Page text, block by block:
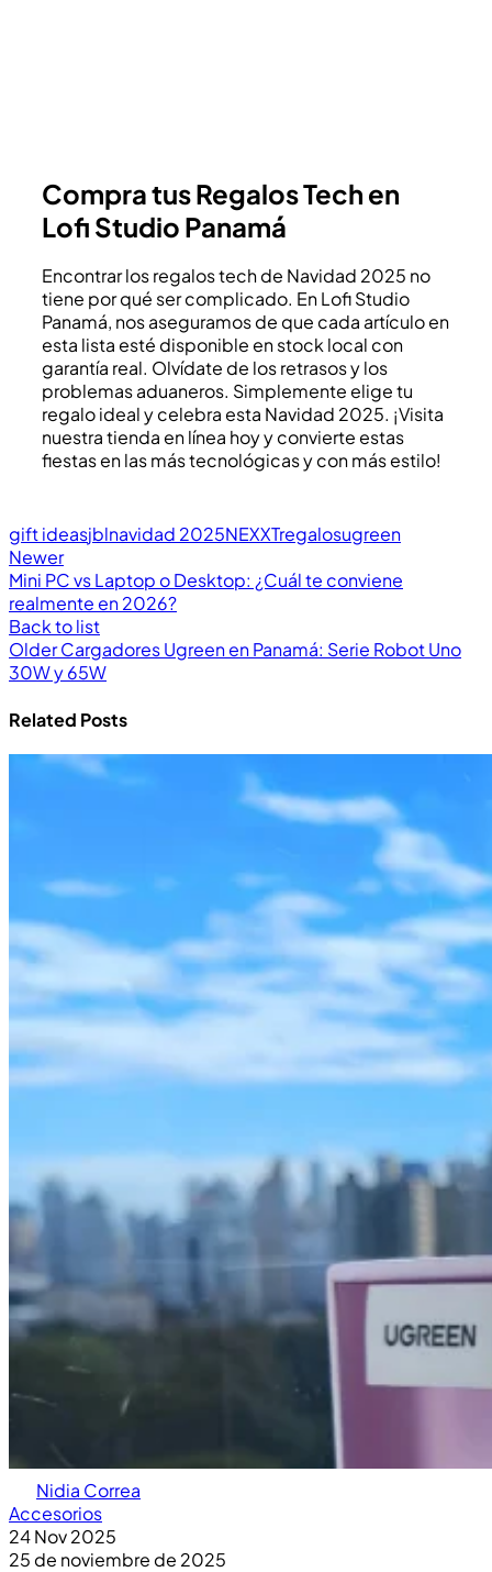
Compra tus Regalos Tech en
Lofi Studio Panamá
Encontrar los regalos tech de Navidad 2025 no
tiene por qué ser complicado. En Lofi Studio
Panamá, nos aseguramos de que cada artículo en
esta lista esté disponible en stock local con
garantía real. Olvídate de los retrasos y los
problemas aduaneros. Simplemente elige tu
regalo ideal y celebra esta Navidad 2025. ¡Visita
nuestra tienda en línea hoy y convierte estas
fiestas en las más tecnológicas y con más estilo!
gift ideasjblnavidad 2025NEXXTregalosugreen
Newer
Mini PC vs Laptop o Desktop: ¿Cuál te conviene
realmente en 2026?
Back to list
OlderCargadores Ugreen en Panamá: Serie Robot Uno
30W y 65W
Related Posts
Nidia Correa
Accesorios
24 Nov 2025
25 de noviembre de 2025